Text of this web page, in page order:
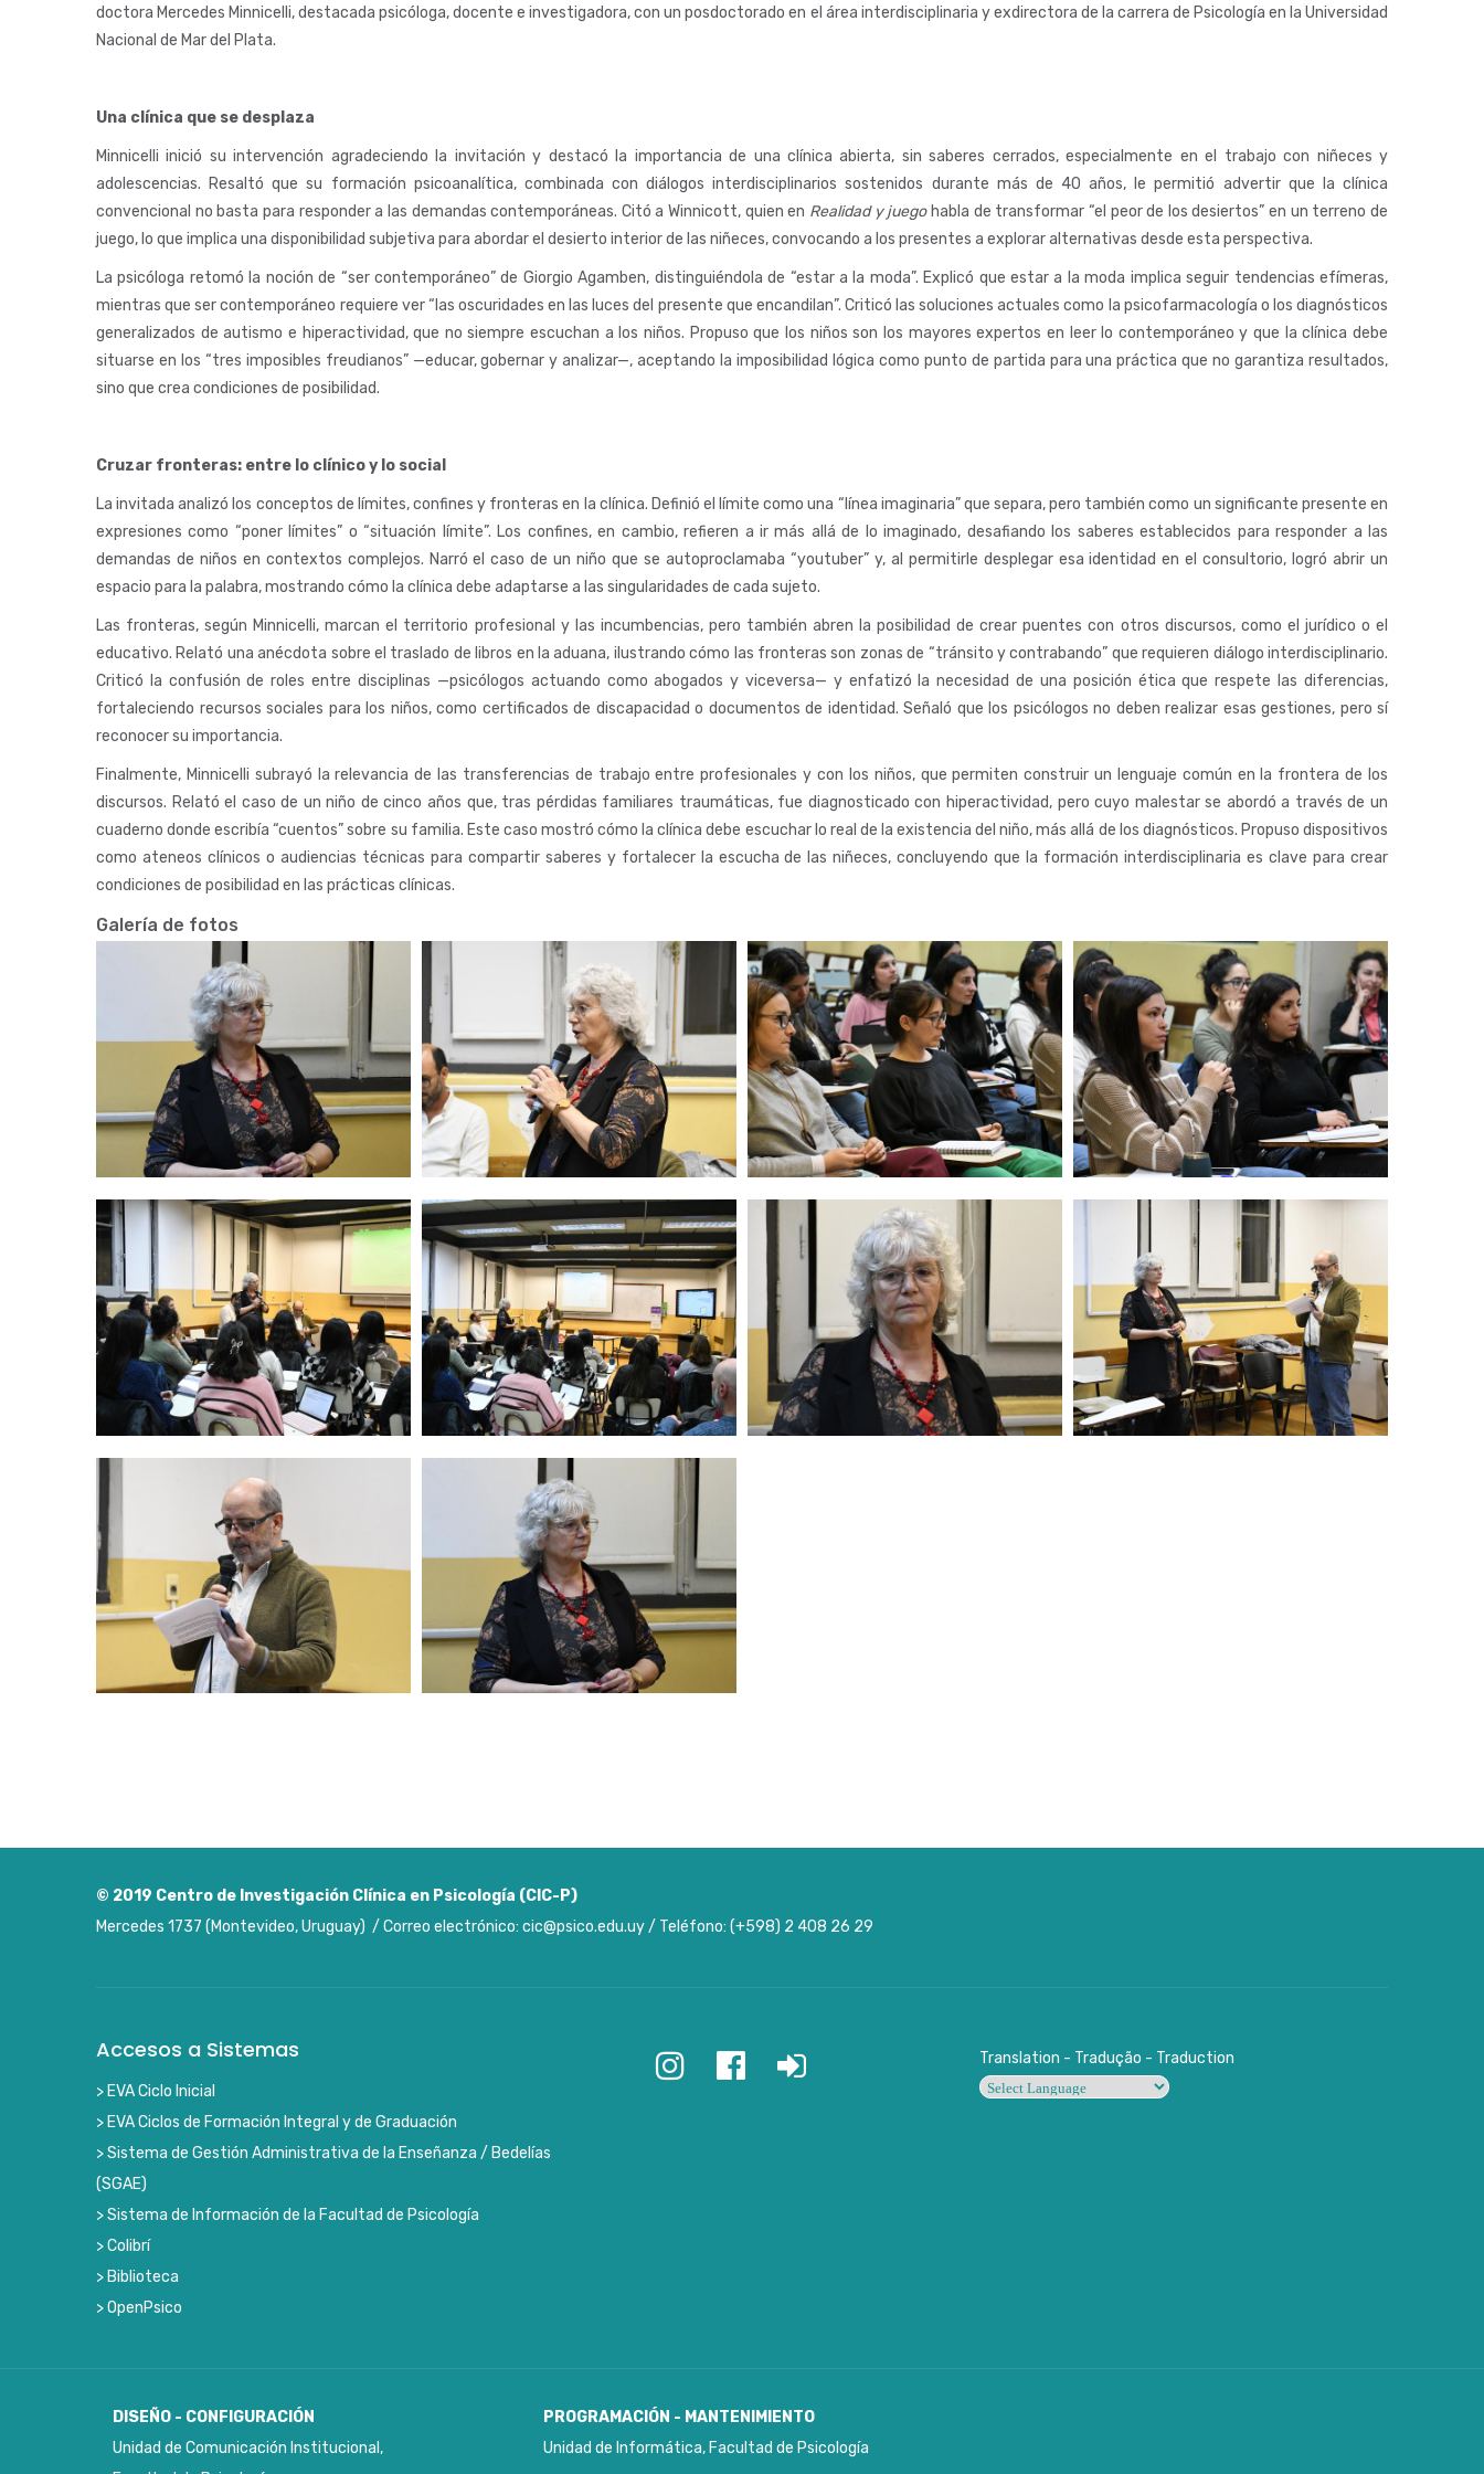
doctora Mercedes Minnicelli, destacada psicóloga, docente e investigadora, con un posdoctorado en el área interdisciplinaria y exdirectora de la carrera de Psicología en la Universidad
Nacional de Mar del Plata.
Una clínica que se desplaza
Minnicelli inició su intervención agradeciendo la invitación y destacó la importancia de una clínica abierta, sin saberes cerrados, especialmente en el trabajo con niñeces y
adolescencias. Resaltó que su formación psicoanalítica, combinada con diálogos interdisciplinarios sostenidos durante más de 40 años, le permitió advertir que la clínica
convencional no basta para responder a las demandas contemporáneas. Citó a Winnicott, quien en Realidad y juegohabla de transformar “el peor de los desiertos” en un terreno de
juego, lo que implica una disponibilidad subjetiva para abordar el desierto interior de las niñeces, convocando a los presentes a explorar alternativas desde esta perspectiva.
La psicóloga retomó la noción de “ser contemporáneo” de Giorgio Agamben, distinguiéndola de “estar a la moda”. Explicó que estar a la moda implica seguir tendencias efímeras,
mientras que ser contemporáneo requiere ver “las oscuridades en las luces del presente que encandilan”. Criticó las soluciones actuales como la psicofarmacología o los diagnósticos
generalizados de autismo e hiperactividad, que no siempre escuchan a los niños. Propuso que los niños son los mayores expertos en leer lo contemporáneo y que la clínica debe
situarse en los “tres imposibles freudianos” —educar, gobernar y analizar—, aceptando la imposibilidad lógica como punto de partida para una práctica que no garantiza resultados,
sino que crea condiciones de posibilidad.
Cruzar fronteras: entre lo clínico y lo social
La invitada analizó los conceptos de límites, confines y fronteras en la clínica. Definió el límite como una “línea imaginaria” que separa, pero también como un significante presente en
expresiones como “poner límites” o “situación límite”. Los confines, en cambio, refieren a ir más allá de lo imaginado, desafiando los saberes establecidos para responder a las
demandas de niños en contextos complejos. Narró el caso de un niño que se autoproclamaba “youtuber” y, al permitirle desplegar esa identidad en el consultorio, logró abrir un
espacio para la palabra, mostrando cómo la clínica debe adaptarse a las singularidades de cada sujeto.
Las fronteras, según Minnicelli, marcan el territorio profesional y las incumbencias, pero también abren la posibilidad de crear puentes con otros discursos, como el jurídico o el
educativo. Relató una anécdota sobre el traslado de libros en la aduana, ilustrando cómo las fronteras son zonas de “tránsito y contrabando” que requieren diálogo interdisciplinario.
Criticó la confusión de roles entre disciplinas —psicólogos actuando como abogados y viceversa— y enfatizó la necesidad de una posición ética que respete las diferencias,
fortaleciendo recursos sociales para los niños, como certificados de discapacidad o documentos de identidad. Señaló que los psicólogos no deben realizar esas gestiones, pero sí
reconocer su importancia.
Finalmente, Minnicelli subrayó la relevancia de las transferencias de trabajo entre profesionales y con los niños, que permiten construir un lenguaje común en la frontera de los
discursos. Relató el caso de un niño de cinco años que, tras pérdidas familiares traumáticas, fue diagnosticado con hiperactividad, pero cuyo malestar se abordó a través de un
cuaderno donde escribía “cuentos” sobre su familia. Este caso mostró cómo la clínica debe escuchar lo real de la existencia del niño, más allá de los diagnósticos. Propuso dispositivos
como ateneos clínicos o audiencias técnicas para compartir saberes y fortalecer la escucha de las niñeces, concluyendo que la formación interdisciplinaria es clave para crear
condiciones de posibilidad en las prácticas clínicas.
Galería de fotos
© 2019 Centro de Investigación Clínica en Psicología (CIC-P)
Mercedes 1737 (Montevideo, Uruguay) / Correo electrónico: cic@psico.edu.uy / Teléfono: (+598) 2 408 26 29
Accesos a Sistemas
> EVA Ciclo Inicial
> EVA Ciclos de Formación Integral y de Graduación
> Sistema de Gestión Administrativa de la Enseñanza / Bedelías
(SGAE)
> Sistema de Información de la Facultad de Psicología
> Colibrí
> Biblioteca
> OpenPsico
Translation - Tradução - Traduction
DISEÑO - CONFIGURACIÓN
Unidad de Comunicación Institucional,
PROGRAMACIÓN - MANTENIMIENTO
Unidad de Informática, Facultad de Psicología